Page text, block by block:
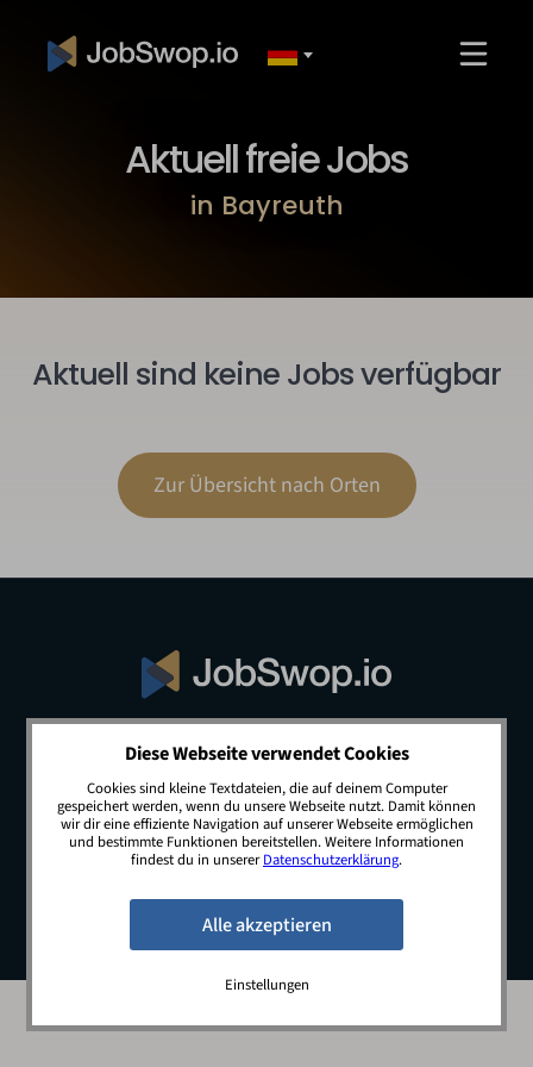
Aktuell freie Jobs
in Bayreuth
Aktuell sind keine Jobs verfügbar
Zur Übersicht nach Orten
© 2026 JobSwop.io · All rights reserved.
Blog Jobs Newsletter
Kontakt
Preise
Impressum Datenschutz
Diese Webseite verwendet Cookies
Cookies sind kleine Textdateien, die auf deinem Computer
gespeichert werden, wenn du unsere Webseite nutzt. Damit können
wir dir eine effiziente Navigation auf unserer Webseite ermöglichen
und bestimmte Funktionen bereitstellen. Weitere Informationen
findest du in unsererDatenschutzerklärung.
Einstellungen